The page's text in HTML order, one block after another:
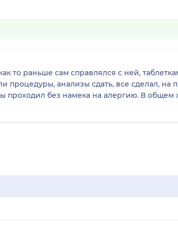
то раньше сам справлялся с ней,
процедуры, анализы сдать, все сделал, на
проходил без намека на алергию. В